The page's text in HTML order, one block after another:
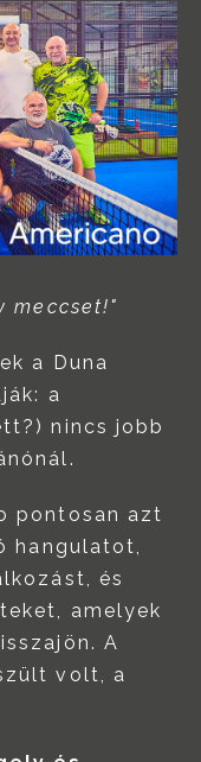
meccset!"
a Duna
a
nincs jobb
pontosan azt
hangulatot,
és
amelyek
A
volt, a